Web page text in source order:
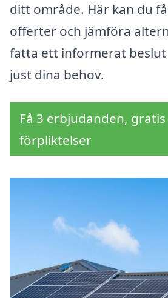
ditt område. Här kan du
offerter och jämföra
fatta ett informerat beslut
just dina behov.
Få 3 erbjudanden,
förpliktelser